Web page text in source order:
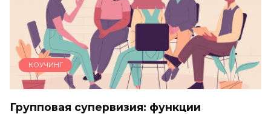
КОУЧИНГ
Групповая супервизия: функции